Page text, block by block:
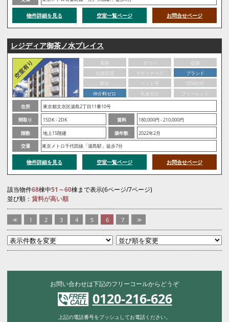
物件詳細を見る 空室一覧ページ お問合せページ
レジディア御茶ノ水プレイス
新築 タワー
低層
分譲賃貸
デザイナーズ
ブランド
駅近
ペット可
SOHO可
仲介料ゼロ
礼金ゼロ
フリーレント
住所
東京都文京区湯島2丁目11番10号
間取り
1SDK - 2DK 賃料
180,000円 - 210,000円
階数
地上15階建 築年数
2022年2月
交通
東京メトロ千代田線「湯島駅」徒歩7分
物件詳細を見る 空室一覧ページ お問合せページ
該当物件68棟中51～60棟まで表示(6ページ/7ページ)
並び順： 賃料が高い順
<< 1 2 3 4 5 6 7 >>
お問い合わせは下記のフリーコールからどうぞ
0120-216-626
上記の電話番号をプッシュしてお電話ください。